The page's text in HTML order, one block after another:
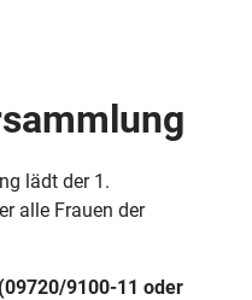
lädt der 1.
alle Frauen der
9100-11 oder